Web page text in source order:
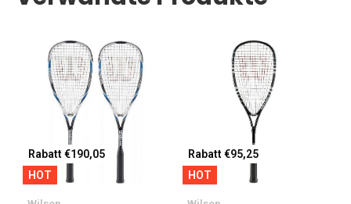
Rabatt €190,05
HOT
Rabatt €95,25
HOT